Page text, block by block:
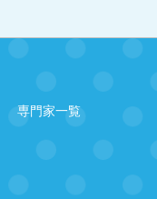
専門家一覧